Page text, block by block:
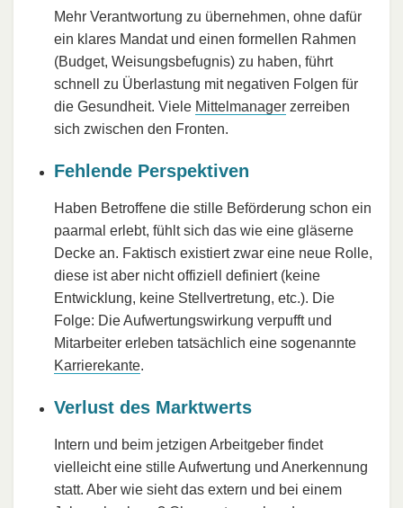
Mehr Verantwortung zu übernehmen, ohne dafür
ein klares Mandat und einen formellen Rahmen
(Budget, Weisungsbefugnis) zu haben, führt
schnell zu Überlastung mit negativen Folgen für
die Gesundheit. Viele Mittelmanager zerreiben
sich zwischen den Fronten.
Fehlende Perspektiven
Haben Betroffene die stille Beförderung schon ein
paarmal erlebt, fühlt sich das wie eine gläserne
Decke an. Faktisch existiert zwar eine neue Rolle,
diese ist aber nicht offiziell definiert (keine
Entwicklung, keine Stellvertretung, etc.). Die
Folge: Die Aufwertungswirkung verpufft und
Mitarbeiter erleben tatsächlich eine sogenannte
Karrierekante.
Verlust des Marktwerts
Intern und beim jetzigen Arbeitgeber findet
vielleicht eine stille Aufwertung und Anerkennung
statt. Aber wie sieht das extern und bei einem